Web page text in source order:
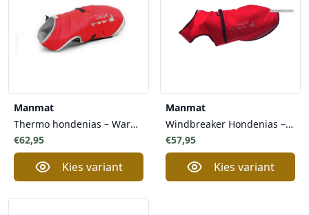
Manmat
Thermo hondenjas – Warmte, Bescherming & Zichtbaarheid voor Actieve Honden in Extreem Weer
€62,95
Kies variant
Manmat
Windbreaker Hondenjas – Lichte Bescherming tegen Wind & Regen voor Actieve Honden in Voorjaar en Herfst
€57,95
Kies variant